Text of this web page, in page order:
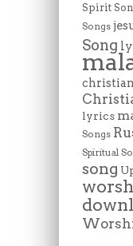
Spirit
Songs
Song
lyrics
Songs
Spiritual
song